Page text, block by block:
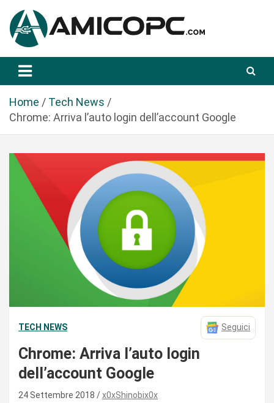
a
Amicopc.com
Home
Tech News
Chrome: Arriva l’auto login dell’account Google
TECH NEWS Seguici
Chrome: Arriva l’auto login
dell’account Google
24 Settembre 2018 x0xShinobix0x